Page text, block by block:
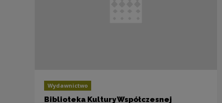
Wydawnictwo
Biblioteka Kultury Współczesnej